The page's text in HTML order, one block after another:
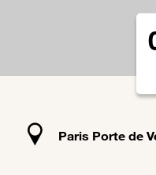
Paris Porte de